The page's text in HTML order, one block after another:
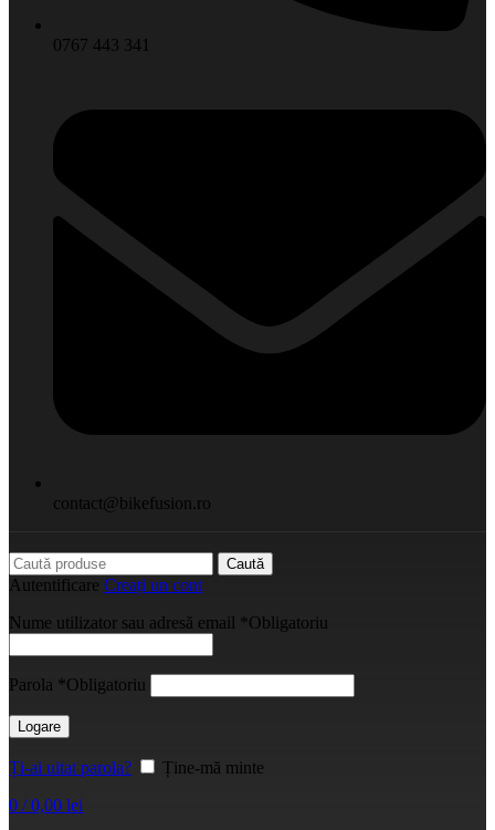
0767 443 341
contact@bikefusion.ro
Caută
Autentificare Creați un cont
Nume utilizator sau adresă email *Obligatoriu
Parola *Obligatoriu
Logare
Ți-ai uitat parola?
Ține-mă minte
0 / 0,00 lei